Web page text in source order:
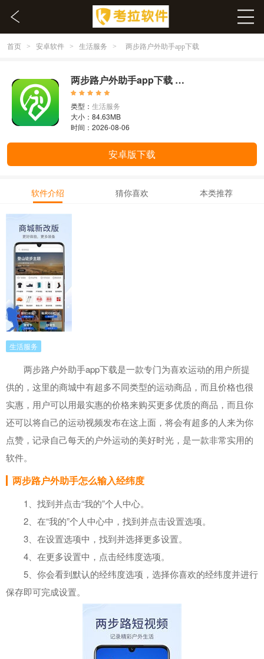
首页 > 安卓软件 > 生活服务 > 两步路户外助手app下载
两步路户外助手app下载 7.5.6
类型： 生活服务
大小：84.63MB
时间：2026-08-06
安卓版下载
软件介绍 猜你喜欢 本类推荐
生活服务
两步路户外助手app下载是一款专门为喜欢运动的用户所提
供的，这里的商城中有超多不同类型的运动商品，而且价格也很
实惠，用户可以用最实惠的价格来购买更多优质的商品，而且你
还可以将自己的运动视频发布在这上面，将会有超多的人来为你
点赞，记录自己每天的户外运动的美好时光，是一款非常实用的
软件。
两步路户外助手怎么输入经纬度
1、找到并点击“我的”个人中心。
2、在“我的”个人中心中，找到并点击设置选项。
3、在设置选项中，找到并选择更多设置。
4、在更多设置中，点击经纬度选项。
5、你会看到默认的经纬度选项，选择你喜欢的经纬度并进行
保存即可完成设置。